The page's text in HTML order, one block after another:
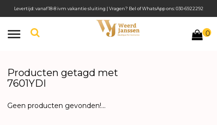
Toggle
0
Levertijd: vanaf 18-8 ivm vakantie sluiting | Vragen? Bel of WhatsApp ons: 030-6922292
Producten getagd met
7601YDI
Geen producten gevonden!...